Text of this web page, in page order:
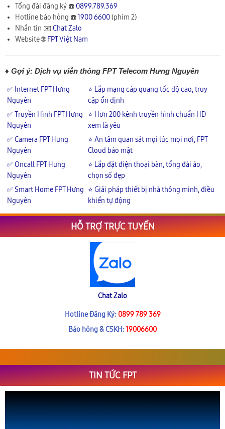
Tổng đài đăng ký ☎️ 0899.789.369
Hotline báo hỏng ☎️1900 6600 (phím 2)
Nhắn tin ✉️ Chat Zalo
Website 🌐 FPT Việt Nam
♦ Gợi ý: Dịch vụ viễn thông FPT Telecom Hưng Nguyên
✅ Internet FPT Hưng
Nguyên
⭐ Lắp mạng cáp quang tốc độ cao, truy
cập ổn định
✅ Truyền Hình FPT Hưng
Nguyên
⭐ Hơn 200 kênh truyền hình chuẩn HD
xem là yêu
✅ Camera FPT Hưng
Nguyên
⭐ An tâm quan sát mọi lúc mọi nơi, FPT
Cloud bảo mật
✅ Oncall FPT Hưng
Nguyên
⭐ Lắp đặt điện thoại bàn, tổng đài ảo,
chọn số đẹp
✅ Smart Home FPT Hưng
Nguyên
⭐ Giải pháp thiết bị nhà thông minh, điều
khiển tự động
HỖ TRỢ TRỰC TUYẾN
Chat Zalo
Hotline Đăng Ký: 0899 789 369
Báo hỏng & CSKH:19006600
TIN TỨC FPT